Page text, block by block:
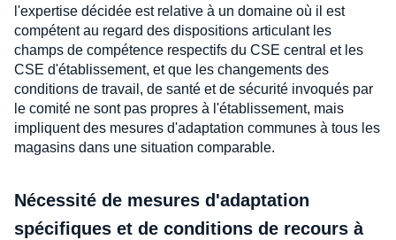
l'expertise décidée est relative à un domaine où il est
compétent au regard des dispositions articulant les
champs de compétence respectifs du CSE central et les
CSE d'établissement, et que les changements des
conditions de travail, de santé et de sécurité invoqués par
le comité ne sont pas propres à l'établissement, mais
impliquent des mesures d'adaptation communes à tous les
magasins dans une situation comparable.
Nécessité de mesures d'adaptation
spécifiques et de conditions de recours à